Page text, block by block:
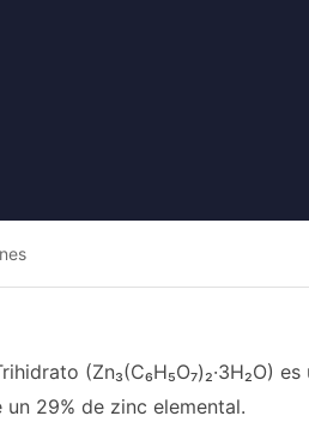
(Zn₃(C₆H₅O₇)₂·3H₂O)
29% de zinc elemental.